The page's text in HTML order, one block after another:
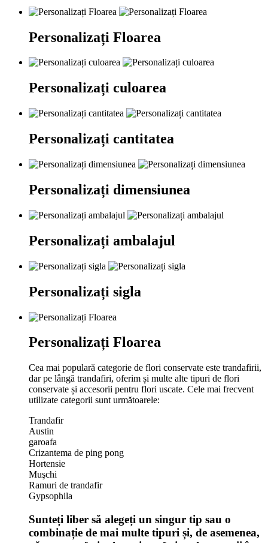
Personalizați Floarea
Personalizați culoarea
Personalizați cantitatea
Personalizați dimensiunea
Personalizați ambalajul
Personalizați sigla
Personalizați Floarea
Cea mai populară categorie de flori conservate este trandafirii,
dar pe lângă trandafiri, oferim și multe alte tipuri de flori
conservate și accesorii pentru flori uscate. Cele mai frecvent
utilizate categorii sunt următoarele:
Trandafir
Austin
garoafa
Crizantema de ping pong
Hortensie
Muşchi
Ramuri de trandafir
Gypsophila
Sunteți liber să alegeți un singur tip sau o
combinație de mai multe tipuri și, de asemenea,